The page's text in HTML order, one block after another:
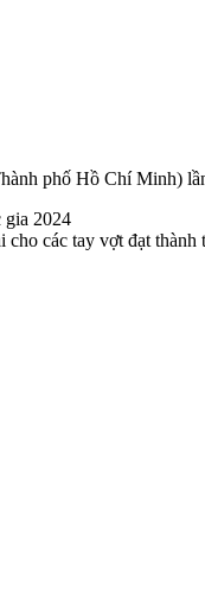
phố Hồ Chí Minh)
các tay vợt đạt